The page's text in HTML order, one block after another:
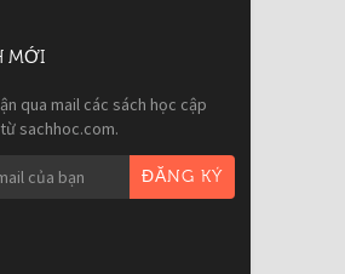
MỚI
qua mail các sách học cập
sachhoc.com.
ĐĂNG KÝ